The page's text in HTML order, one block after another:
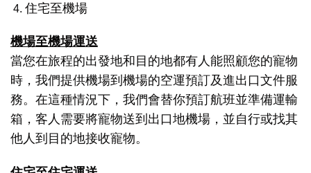
住宅至機場
機場至機場運送
當您在旅程的出發地和目的地都有人能照顧您的寵物
時，我們提供機場到機場的空運預訂及進出口文件服
務。在這種情況下，我們會替你預訂航班並準備運輸
箱，客人需要將寵物送到出口地機場，並自行或找其
他人到目的地接收寵物。